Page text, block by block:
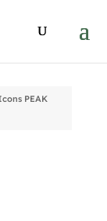
PEAK